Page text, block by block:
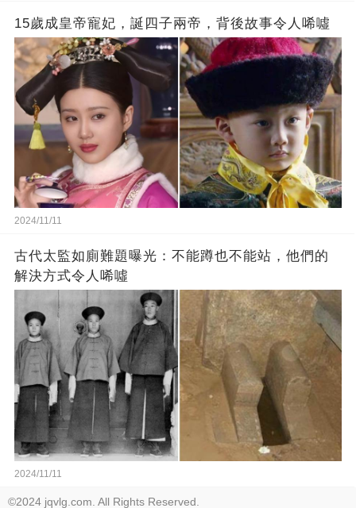
15歲成皇帝寵妃，誕四子兩帝，背後故事令人唏噓
2024/11/11
古代太監如廁難題曝光：不能蹲也不能站，他們的
解決方式令人唏噓
2024/11/11
©2024 jqvlg.com. All Rights Reserved.